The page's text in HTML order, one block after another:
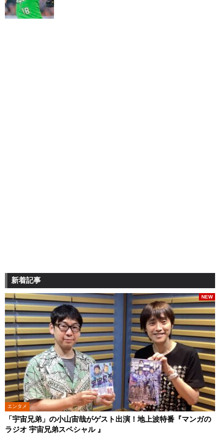
新着記事
エンタメ
「宇宙兄弟」の小山宙哉がゲスト出演！地上波特番『マンガの
ラジオ 宇宙兄弟スペシャル 』
NEW